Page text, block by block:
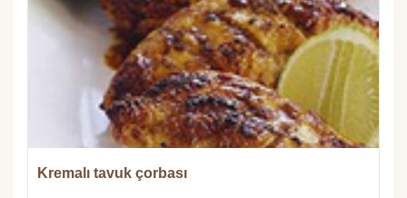
Kremalı tavuk çorbası